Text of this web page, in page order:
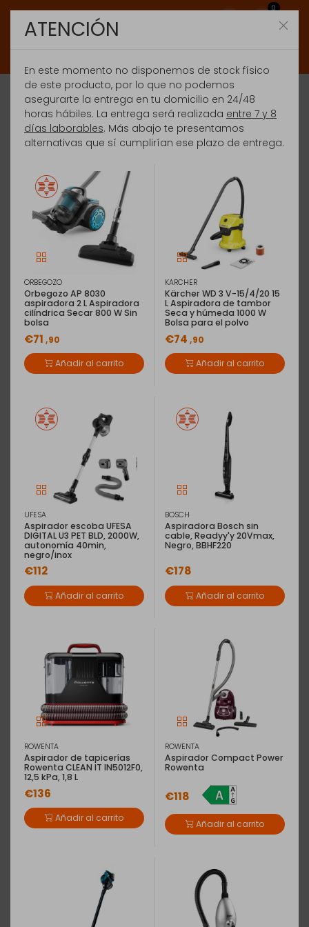
0
ATENCIÓN
En este momento no disponemos de stock físico
de este producto, por lo que no podemos
asegurarte la entrega en tu domicilio en 24/48
horas hábiles. La entrega será realizada entre 7 y 8
días laborables. Más abajo te presentamos
alternativas que sí cumplirían ese plazo de entrega.
ORBEGOZO
Orbegozo AP 8030
aspiradora 2 L Aspiradora
cilíndrica Secar 800 W Sin
bolsa
€71 ,90
Añadir al carrito
KARCHER
Kärcher WD 3 V-15/4/20 15
L Aspiradora de tambor
Seca y húmeda 1000 W
Bolsa para el polvo
€74 ,90
Añadir al carrito
UFESA
Aspirador escoba UFESA
DIGITAL U3 PET BLD, 2000W,
autonomía 40min,
negro/inox
€112
Añadir al carrito
BOSCH
Aspiradora Bosch sin
cable, Readyy'y 20Vmax,
Negro, BBHF220
€178
Añadir al carrito
ROWENTA
Aspirador de tapicerías
Rowenta CLEAN IT IN5012F0,
12,5 kPa, 1,8 L
€136
Añadir al carrito
ROWENTA
Aspirador Compact Power
Rowenta
€118
Añadir al carrito